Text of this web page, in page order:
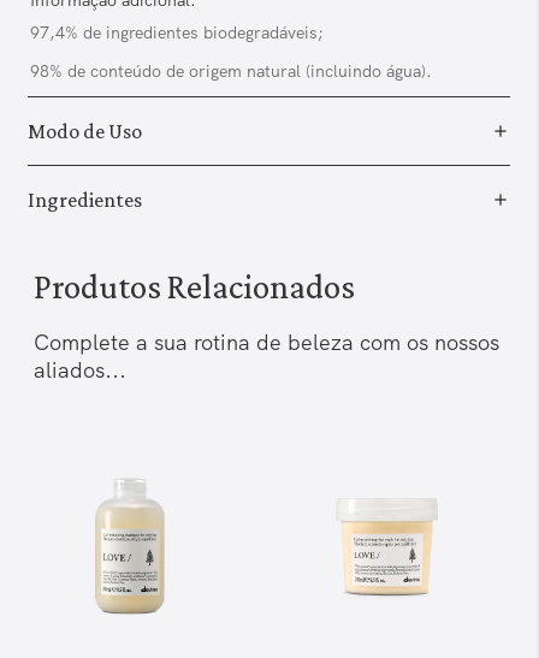
97,4% de ingredientes biodegradáveis;
98% de conteúdo de origem natural (incluindo água).
Modo de Uso
Ingredientes
Produtos Relacionados
Complete a sua rotina de beleza com os nossos
aliados...